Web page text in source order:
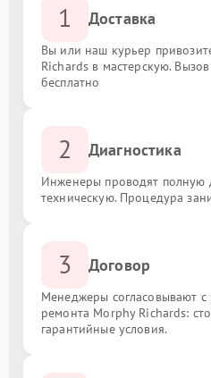
1 Доставка
Вы или наш курьер
Richards в мастерскую.
бесплатно
2 Диагностика
Инженеры проводят полную
техническую. Процедура
3 Договор
Менеджеры согласовывают с
ремонта Morphy Richards:
гарантийные условия.